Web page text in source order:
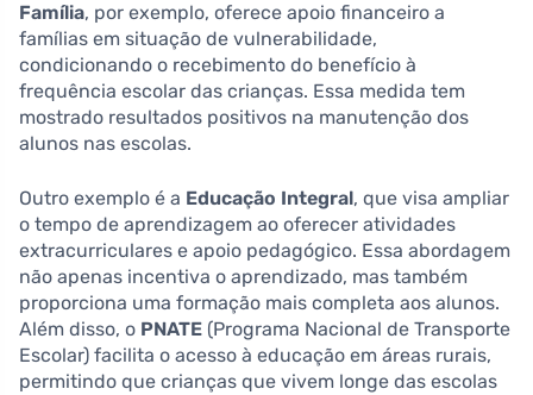
Família, por exemplo, oferece apoio financeiro a
famílias em situação de vulnerabilidade,
condicionando o recebimento do benefício à
frequência escolar das crianças. Essa medida tem
mostrado resultados positivos na manutenção dos
alunos nas escolas.
Outro exemplo é a Educação Integral, que visa ampliar
o tempo de aprendizagem ao oferecer atividades
extracurriculares e apoio pedagógico. Essa abordagem
não apenas incentiva o aprendizado, mas também
proporciona uma formação mais completa aos alunos.
Além disso, o PNATE (Programa Nacional de Transporte
Escolar) facilita o acesso à educação em áreas rurais,
permitindo que crianças que vivem longe das escolas